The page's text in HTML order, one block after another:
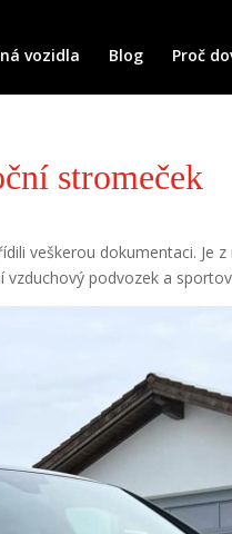
vozidla Blog Proč
stromeček
veškerou dokumentaci. Je
podvozek a